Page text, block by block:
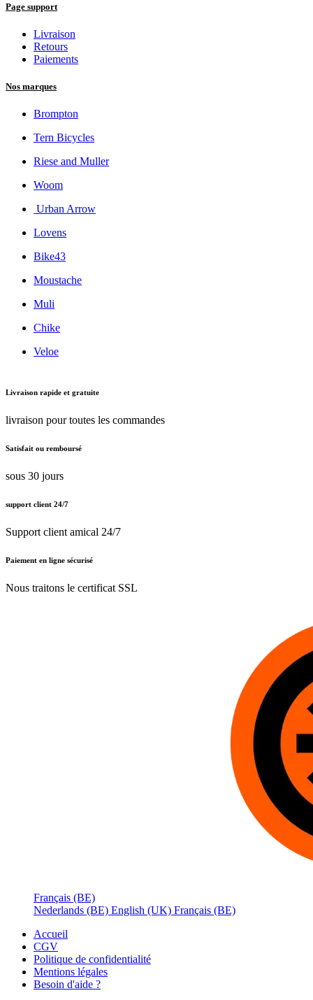
Page support
Livraison
Retours
Paiements
Nos marques
Brompton
Tern Bicycles
Riese and Muller
Woom
Urban Arrow
Lovens
Bike43
Moustache
Muli
Chike
Veloe
Livraison rapide et gratuite
livraison pour toutes les commandes
Satisfait ou remboursé
sous 30 jours
support client 24/7
Support client amical 24/7
Paiement en ligne sécurisé
Nous traitons le certificat SSL
Français (BE)
Nederlands (BE) English (UK) Français (BE)
Accueil
CGV
Politique de confidentialité
Mentions légales
Besoin d'aide ?